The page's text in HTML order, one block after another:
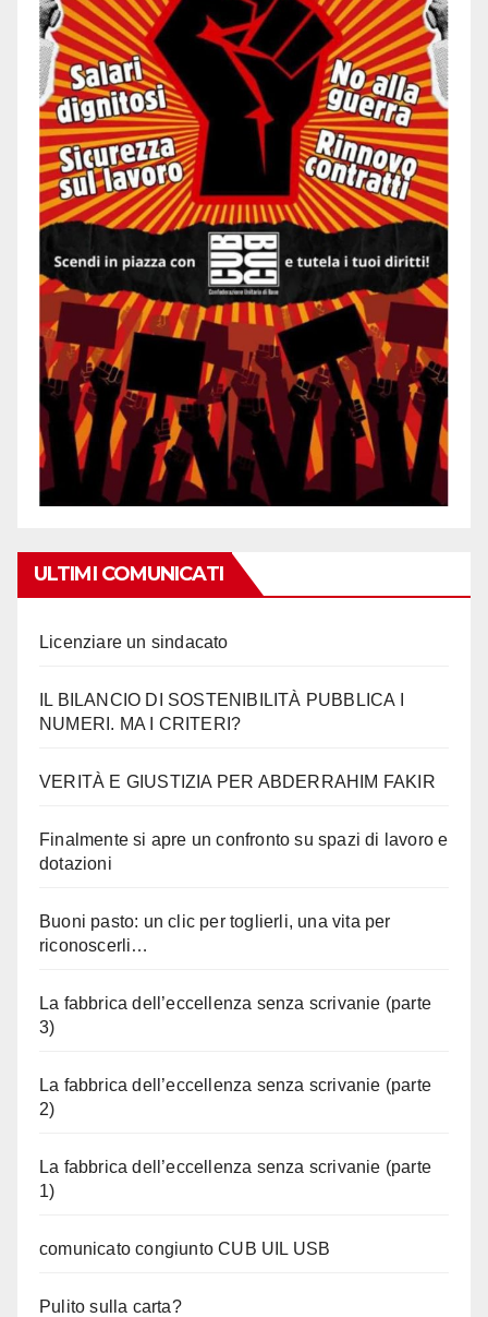
ULTIMI COMUNICATI
Licenziare un sindacato
IL BILANCIO DI SOSTENIBILITÀ PUBBLICA I
NUMERI. MA I CRITERI?
VERITÀ E GIUSTIZIA PER ABDERRAHIM FAKIR
Finalmente si apre un confronto su spazi di lavoro e
dotazioni
Buoni pasto: un clic per toglierli, una vita per
riconoscerli…
La fabbrica dell’eccellenza senza scrivanie (parte
3)
La fabbrica dell’eccellenza senza scrivanie (parte
2)
La fabbrica dell’eccellenza senza scrivanie (parte
1)
comunicato congiunto CUB UIL USB
Pulito sulla carta?